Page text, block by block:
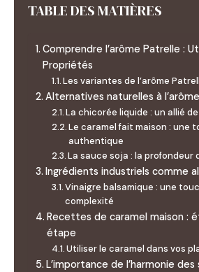
TABLE DES MATIÈRES
Comprendre l’arôme Patrelle :
Propriétés
Les variantes de l’arôme
Alternatives naturelles à
La chicorée liquide : un allié
Le caramel fait maison : une
authentique
La sauce soja : la profondeur
Ingrédients industriels comme
Vinaigre balsamique : une
complexité
Recettes de caramel maison :
étape
Utiliser le caramel dans vos
L’importance de l’harmonie des